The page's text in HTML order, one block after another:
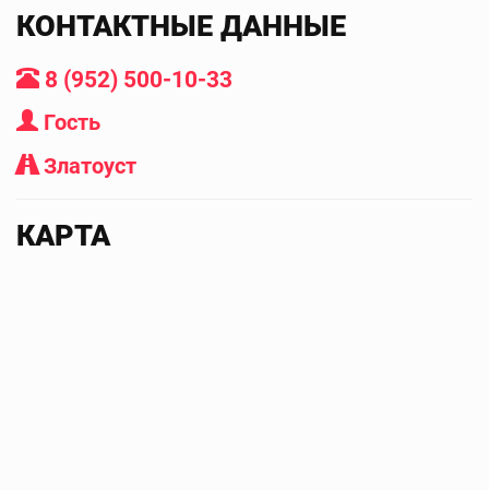
КОНТАКТНЫЕ ДАННЫЕ
8 (952) 500-10-33
Гость
Златоуст
КАРТА